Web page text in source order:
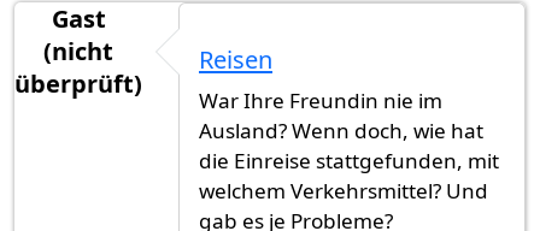
Gast
(nicht
überprüft)
Reisen
War Ihre Freundin nie im
Ausland? Wenn doch, wie hat
die Einreise stattgefunden, mit
welchem Verkehrsmittel? Und
gab es je Probleme?